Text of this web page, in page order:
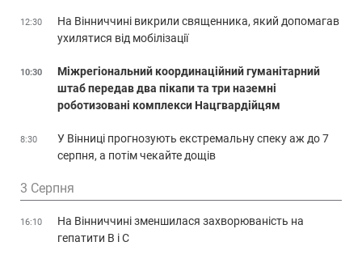
12:30
На Вінниччині викрили священника, який допомагав
ухилятися від мобілізації
10:30
Міжрегіональний координаційний гуманітарний
штаб передав два пікапи та три наземні
роботизовані комплекси Нацгвардійцям
8:30
У Вінниці прогнозують екстремальну спеку аж до 7
серпня, а потім чекайте дощів
3 Серпня
16:10
На Вінниччині зменшилася захворюваність на
гепатити В і С